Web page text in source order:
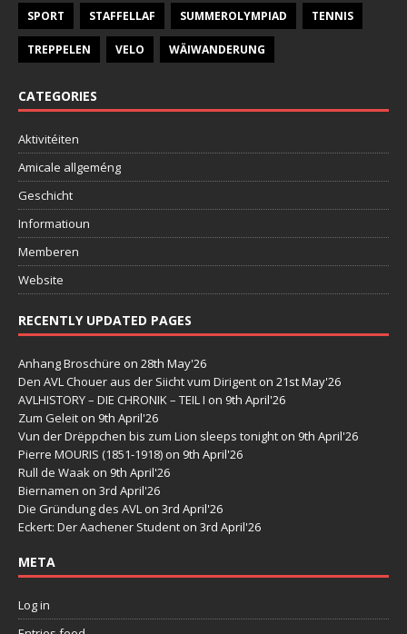
SPORT STAFFELLAF SUMMEROLYMPIAD TENNIS
TREPPELEN VELO WÄIWANDERUNG
CATEGORIES
Aktivitéiten
Amicale allgeméng
Geschicht
Informatioun
Memberen
Website
RECENTLY UPDATED PAGES
Anhang Broschüre on 28th May'26
Den AVL Chouer aus der Siicht vum Dirigent on 21st May'26
AVLHISTORY – DIE CHRONIK – TEIL I on 9th April'26
Zum Geleit on 9th April'26
Vun der Drëppchen bis zum Lion sleeps tonight on 9th April'26
Pierre MOURIS (1851-1918) on 9th April'26
Rull de Waak on 9th April'26
Biernamen on 3rd April'26
Die Gründung des AVL on 3rd April'26
Eckert: Der Aachener Student on 3rd April'26
META
Log in